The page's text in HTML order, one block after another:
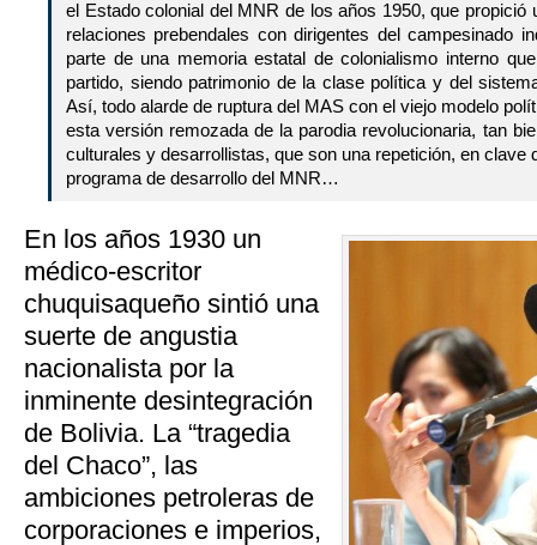
el Estado colonial del MNR de los años 1950, que propició
relaciones prebendales con dirigentes del campesinado
parte de una memoria estatal de colonialismo interno
partido, siendo patrimonio de la clase política y del
Así, todo alarde de ruptura del MAS con el viejo modelo
esta versión remozada de la parodia revolucionaria, tan
culturales y desarrollistas, que son una repetición, en clave
programa de desarrollo del MNR…
En los años 1930 un
médico-escritor
chuquisaqueño sintió una
suerte de angustia
nacionalista por la
inminente desintegración
de Bolivia. La “tragedia
del Chaco”, las
ambiciones petroleras de
corporaciones e imperios,